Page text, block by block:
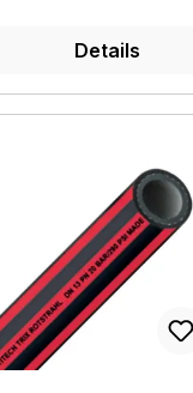
Details